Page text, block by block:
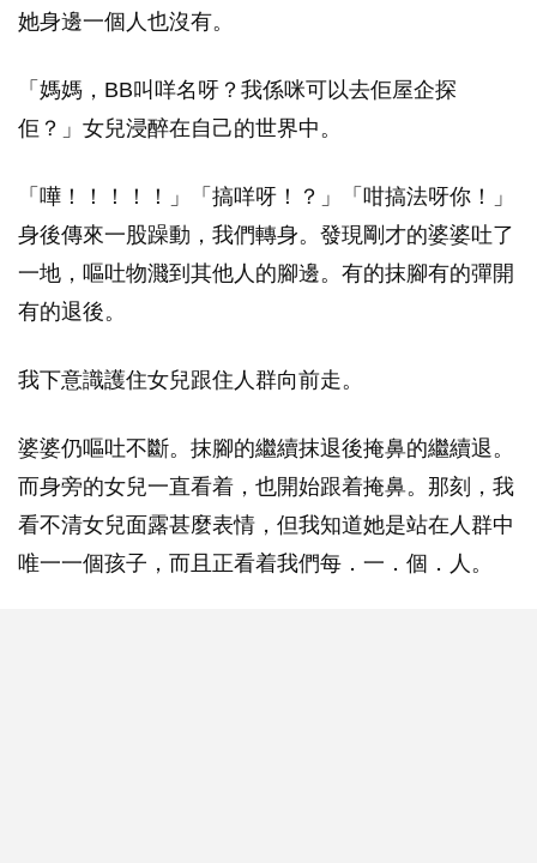
她身邊一個人也沒有。
「媽媽，BB叫咩名呀？我係咪可以去佢屋企探
佢？」女兒浸醉在自己的世界中。
「嘩！！！！！」「搞咩呀！？」「咁搞法呀你！」
身後傳來一股躁動，我們轉身。發現剛才的婆婆吐了
一地，嘔吐物濺到其他人的腳邊。有的抹腳有的彈開
有的退後。
我下意識護住女兒跟住人群向前走。
婆婆仍嘔吐不斷。抹腳的繼續抹退後掩鼻的繼續退。
而身旁的女兒一直看着，也開始跟着掩鼻。那刻，我
看不清女兒面露甚麼表情，但我知道她是站在人群中
唯一一個孩子，而且正看着我們每．一．個．人。